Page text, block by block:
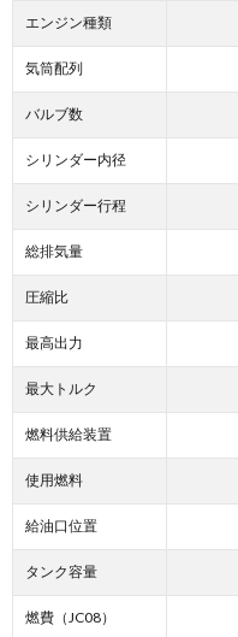
エンジン種類
気筒配列
バルブ数
シリンダー内径
シリンダー行程
総排気量
圧縮比
最高出力
最大トルク
燃料供給装置
使用燃料
給油口位置
タンク容量
燃費（JC08）